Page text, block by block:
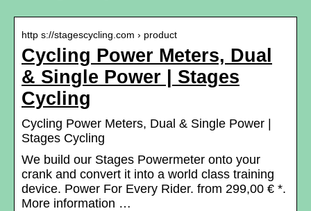
http s://stagescycling.com › product
Cycling Power Meters, Dual
& Single Power | Stages
Cycling
Cycling Power Meters, Dual & Single Power |
Stages Cycling
We build our Stages Powermeter onto your
crank and convert it into a world class training
device. Power For Every Rider. from 299,00 € *.
More information …